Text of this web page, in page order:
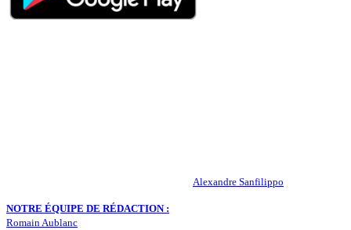
Alexandre Sanfilippo
NOTRE ÉQUIPE DE RÉDACTION :
Romain Aublanc